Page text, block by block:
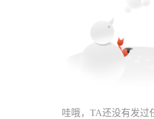
哇哦，TA还没有发过